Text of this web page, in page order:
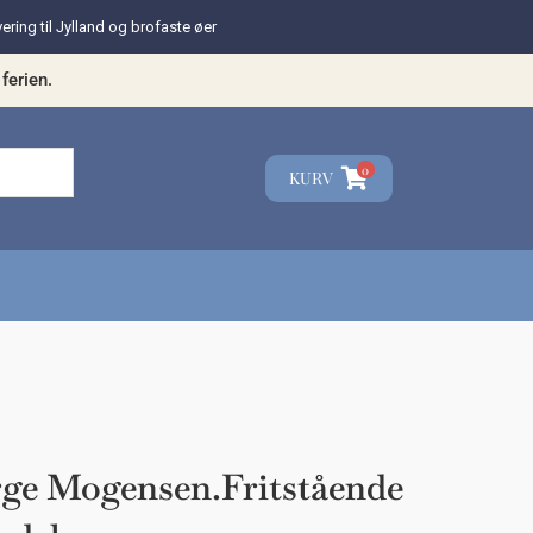
til Jylland og brofaste øer
KURV 0
Mogensen.Fritstående